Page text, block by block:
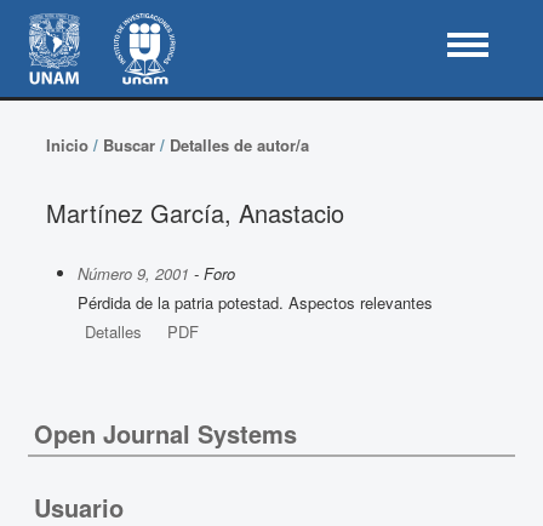
Inicio/ Buscar/ Detalles de autor/a
Martínez García, Anastacio
Número 9, 2001 - Foro
Pérdida de la patria potestad. Aspectos relevantes
Detalles
PDF
Open Journal Systems
Usuario